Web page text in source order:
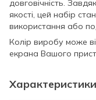
довговічність.
якості, цей набір
використання або
Колір виробу може
екрана Вашого
Характеристики